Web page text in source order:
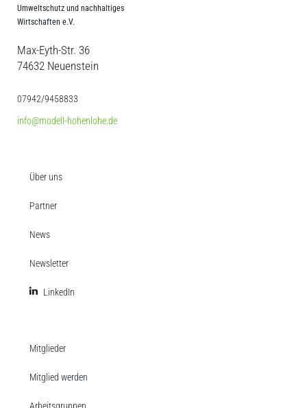
Umweltschutz und nachhaltiges
Wirtschaften e.V.
Max-Eyth-Str. 36
74632 Neuenstein
07942/9458833
info@modell-hohenlohe.de
Über uns
Partner
News
Newsletter
LinkedIn
Mitglieder
Mitglied werden